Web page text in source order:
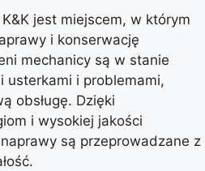
jest miejscem, w którym
i konserwację
mechanicy są w stanie
usterkami i problemami,
obsługę. Dzięki
i wysokiej jakości
są przeprowadzane z